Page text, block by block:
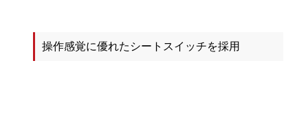
操作感覚に優れたシートスイッチを採用